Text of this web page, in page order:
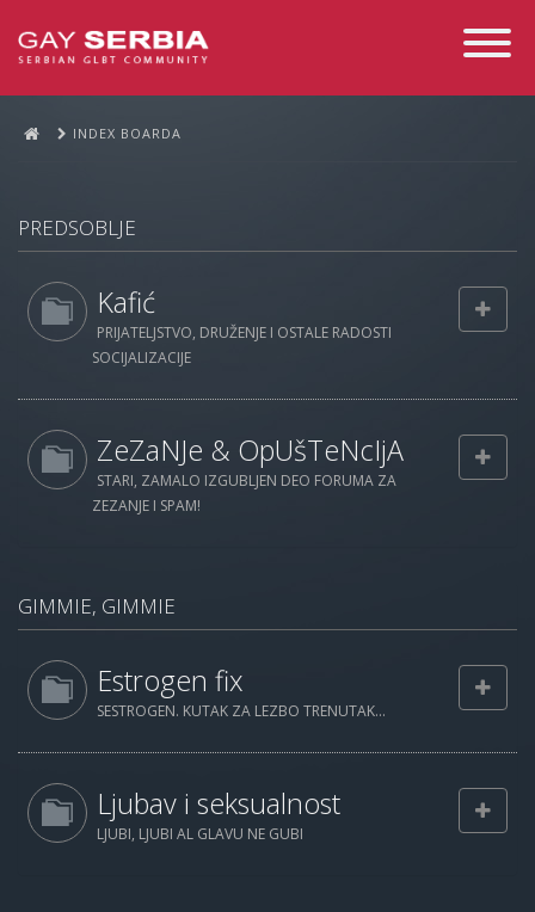
Toggle
INDEX BOARDA
PREDSOBLJE
Kafić
PRIJATELJSTVO, DRUŽENJE I OSTALE RADOSTI
SOCIJALIZACIJE
ZeZaNJe & OpUšTeNcIjA
STARI, ZAMALO IZGUBLJEN DEO FORUMA ZA
ZEZANJE I SPAM!
GIMMIE, GIMMIE
Estrogen fix
SESTROGEN. KUTAK ZA LEZBO TRENUTAK...
Ljubav i seksualnost
LJUBI, LJUBI AL GLAVU NE GUBI